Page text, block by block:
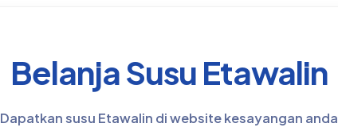
Belanja Susu Etawalin
Dapatkan susu Etawalin di website kesayangan anda